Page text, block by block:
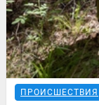
ПРОИСШЕСТВИЯ